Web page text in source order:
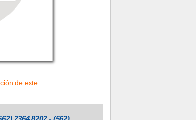
de este.
2364 8202 - (562)